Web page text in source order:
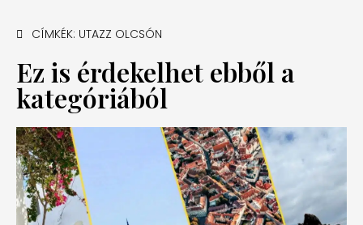
CÍMKÉK: UTAZZ OLCSÓN
Ez is érdekelhet ebből a
kategóriából